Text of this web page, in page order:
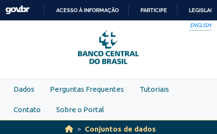
Skip to main content
PARA
O
CONTEÚDO
ACESSO À INFORMAÇÃO PARTICIPE
ENGLISH
Dados Perguntas Frequentes Tutoriais
Contato Sobre o Portal
Conjuntos de dados